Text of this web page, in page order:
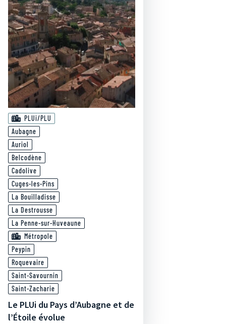
PLUi/PLU
Aubagne
Auriol
Belcodène
Cadolive
Cuges-les-Pins
La Bouilladisse
La Destrousse
La Penne-sur-Huveaune
Métropole
Peypin
Roquevaire
Saint-Savournin
Saint-Zacharie
Le PLUi du Pays d’Aubagne et de
l’Étoile évolue